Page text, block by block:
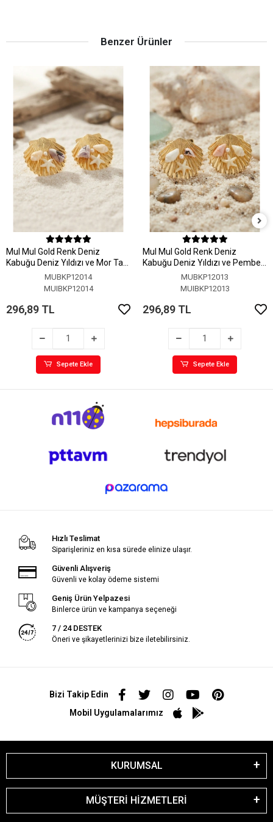
Benzer Ürünler
MuI MuI Gold Renk Deniz
Kabuğu Deniz Yıldızı ve Mor Taş
Detaylı KüpeMUBKP12014
MUIBKP12014
296,89 TL
Sepete Ekle
MuI MuI Gold Renk Deniz
Kabuğu Deniz Yıldızı ve Pembe
Taş Detaylı Küpe
MUBKP12013
MUIBKP12013
296,89 TL
Sepete Ekle
Hızlı Teslimat
Siparişleriniz en kısa sürede elinize ulaşır.
Güvenli Alışveriş
Güvenli ve kolay ödeme sistemi
Geniş Ürün Yelpazesi
Binlerce ürün ve kampanya seçeneği
7 / 24 DESTEK
Öneri ve şikayetlerinizi bize iletebilirsiniz.
Bizi Takip Edin
Mobil Uygulamalarımız
KURUMSAL
MÜŞTERİ HİZMETLERİ